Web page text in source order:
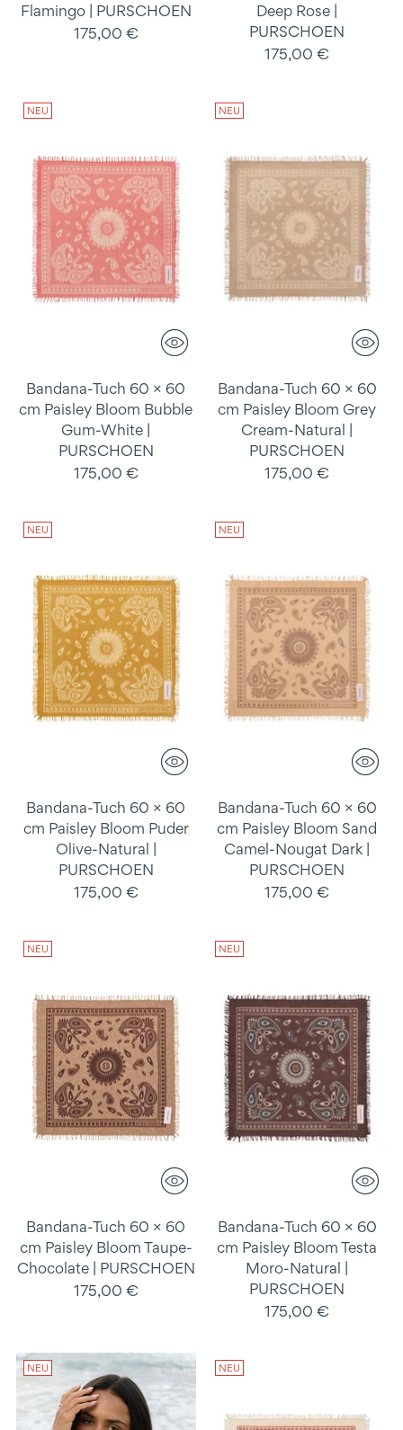
Flamingo | PURSCHOEN
175,00 €
Deep Rose |
PURSCHOEN
175,00 €
NEU
Bandana-Tuch 60 × 60
cm Paisley Bloom Bubble
Gum-White |
PURSCHOEN
175,00 €
NEU
Bandana-Tuch 60 × 60
cm Paisley Bloom Grey
Cream-Natural |
PURSCHOEN
175,00 €
NEU
Bandana-Tuch 60 × 60
cm Paisley Bloom Puder
Olive-Natural |
PURSCHOEN
175,00 €
NEU
Bandana-Tuch 60 × 60
cm Paisley Bloom Sand
Camel-Nougat Dark |
PURSCHOEN
175,00 €
NEU
Bandana-Tuch 60 × 60
cm Paisley Bloom Taupe-
Chocolate | PURSCHOEN
175,00 €
NEU
Bandana-Tuch 60 × 60
cm Paisley Bloom Testa
Moro-Natural |
PURSCHOEN
175,00 €
NEU NEU